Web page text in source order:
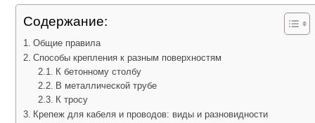
Содержание:
Общие правила
Способы крепления к разным поверхностям
К бетонному столбу
В металлической трубе
К тросу
Крепеж для кабеля и проводов: виды и разновидности